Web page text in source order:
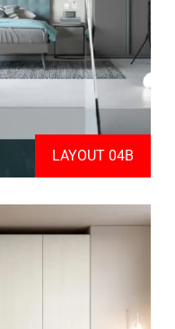
LAYOUT 04B